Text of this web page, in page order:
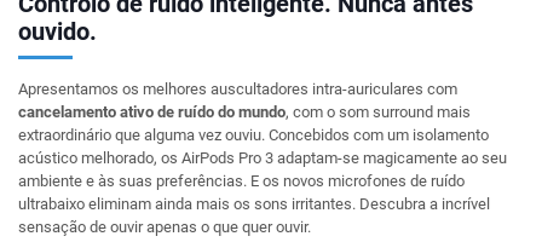
ouvido.
Apresentamos os melhores auscultadores intra-auriculares com
cancelamento ativo de ruído do mundo, com o som surround mais
extraordinário que alguma vez ouviu. Concebidos com um isolamento
acústico melhorado, os AirPods Pro 3 adaptam-se magicamente ao seu
ambiente e às suas preferências. E os novos microfones de ruído
ultrabaixo eliminam ainda mais os sons irritantes. Descubra a incrível
sensação de ouvir apenas o que quer ouvir.